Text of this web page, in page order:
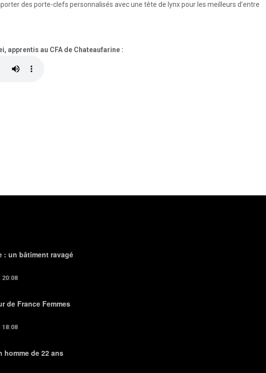
des porte-clefs personnalisés avec une tête de lynx pour les meilleurs d’entre
apprentis au CFA de Chateaufarine :
: un bâtiment ravagé
20:08
de France Femmes
18:08
homme de 22 ans